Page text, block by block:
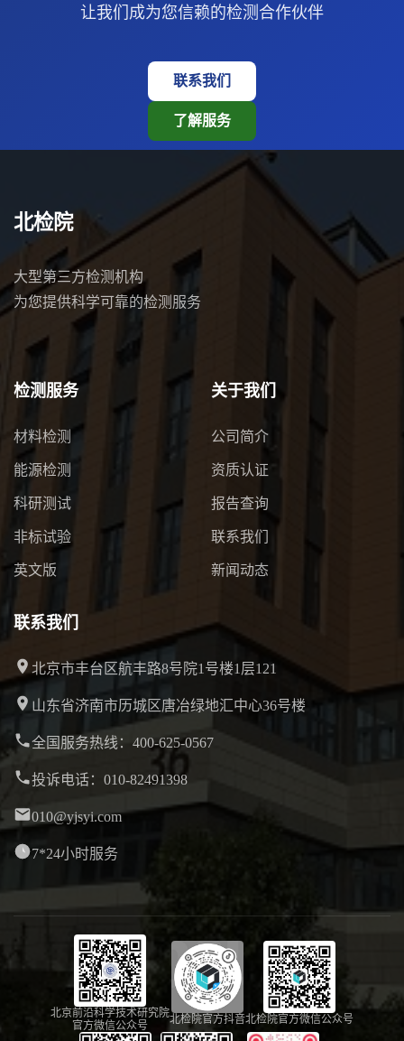
让我们成为您信赖的检测合作伙伴
联系我们
了解服务
北检院
大型第三方检测机构
为您提供科学可靠的检测服务
检测服务
材料检测
能源检测
科研测试
非标试验
英文版
关于我们
公司简介
资质认证
报告查询
联系我们
新闻动态
联系我们
北京市丰台区航丰路8号院1号楼1层121
山东省济南市历城区唐冶绿地汇中心36号楼
全国服务热线：400-625-0567
投诉电话：010-82491398
010@yjsyi.com
7*24小时服务
北京前沿科学技术研究院
官方微信公众号
北检院官方抖音北检院官方微信公众号